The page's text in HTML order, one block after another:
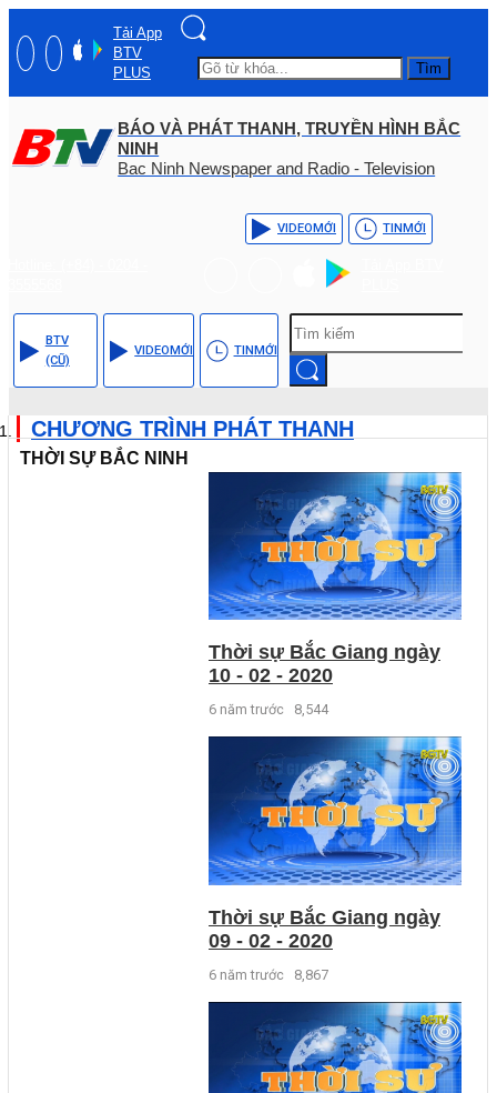
Tải App
BTV
PLUS
Tìm
BÁO VÀ PHÁT THANH, TRUYỀN HÌNH BẮC
NINH
Bac Ninh Newspaper and Radio - Television
VIDEOMỚI TINMỚI
BTV
(CŨ)
VIDEOMỚI TINMỚI
CHƯƠNG TRÌNH PHÁT THANH
THỜI SỰ BẮC NINH
Thời sự Bắc Giang ngày
10 - 02 - 2020
6 năm trước 8,544
Thời sự Bắc Giang ngày
09 - 02 - 2020
6 năm trước 8,867